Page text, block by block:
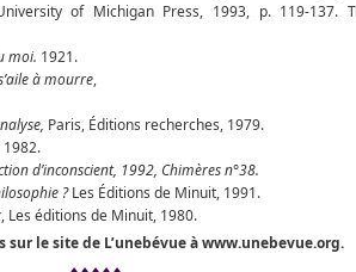
of Michigan Press, 1993, p. 119-137.
moi. 1921.
à mourre,
Paris, Éditions recherches, 1979.
1982.
d’inconscient, 1992, Chimères n°38.
?Les Éditions de Minuit, 1991.
, Les éditions de Minuit, 1980.
le site de L’unebévue à www.unebevue.org.